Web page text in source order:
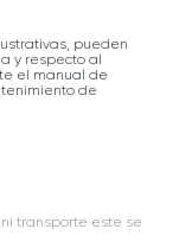
pueden
y respecto al
el manual de
de
ni transporte este se